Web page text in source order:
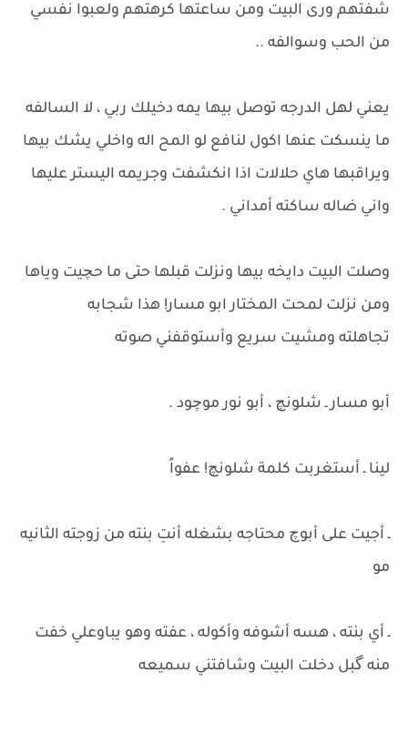
شفتهم ورى البيت ومن ساعتها كرهتهم ولعبوا نفسي
من الحب وسوالفه ..
يعني لهل الدرجه توصل بيها يمه دخيلك ربي ، لا السالفه
ما ينسكت عنها اكول لنافع لو المح اله واخلي يشك بيها
ويراقبها هاي حلالات اذا انكشفت وجريمه اليستر عليها
واني ضاله ساكته أمداني .
وصلت البيت دايخه بيها ونزلت قبلها حتى ما حچيت وياها
ومن نزلت لمحت المختار ابو مسار! هذا شجابه
تجاهلته ومشيت سريع وأستوقفني صوته
أبو مسار ـ شلونچ ، أبو نور موچود .
لينا ـ أستغربت كلمة شلونچ! عفواً
ـ أجيت على أبوچ محتاجه بشغله أنتِ بنته من زوجته الثانيه
مو
ـ أي بنته ، هسه أشوفه وأكوله ، عفته وهو يباوعلي خفت
منه گبل دخلت البيت وشافتني سميعه